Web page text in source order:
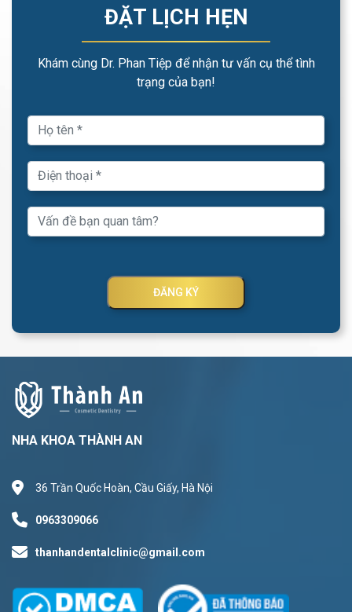
ĐẶT LỊCH HẸN
Khám cùng Dr. Phan Tiệp để nhận tư vấn cụ thể tình
trạng của bạn!
ĐĂNG KÝ
NHA KHOA THÀNH AN
36 Trần Quốc Hoàn, Cầu Giấy, Hà Nội
0963309066
thanhandentalclinic@gmail.com